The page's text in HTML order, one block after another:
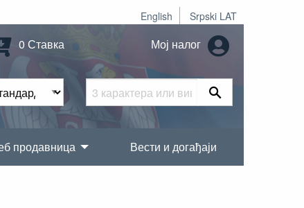
English Srpski LAT
0 Ставка Мој налог
продавница Вести и догађаји